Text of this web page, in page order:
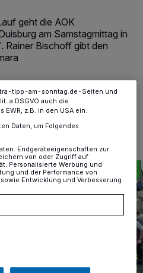
geht die AOK
am Samstagmittag in
Rainer Bischoff gibt den
Lesezeit
sind, sind manche Inhalte und
so relevant für Sie. Sie können
um Ihre Einstellungen zu
indem Sie auf den Link
Rand der Webseite klicken.
tipp-am-sonntag.de-Seiten und
a DSGVO auch die
EWR, z.B. in den USA ein.
Daten, um Folgendes
Endgeräteeigenschaften zur
von oder Zugriff auf
Personalisierte Werbung und
und der Performance von
Entwicklung und Verbesserung